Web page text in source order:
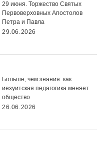
29 июня. Торжество Святых
Первоверховных Апостолов
Петра и Павла
29.06.2026
Больше, чем знания: как
иезуитская педагогика меняет
общество
26.06.2026